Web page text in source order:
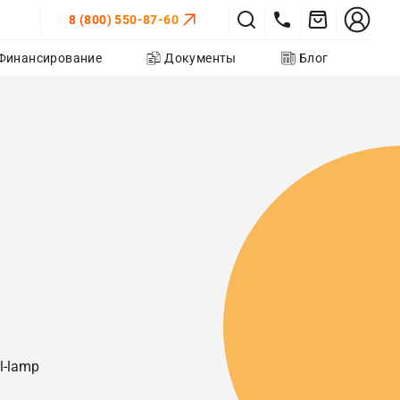
8 (800) 550-87-60
Документы Блог